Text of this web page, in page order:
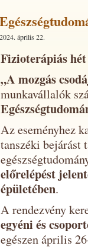
2024. április 22.
Fizioterápiás
„A mozgás
munkavállalók
Az eseményhez
tanszéki bejárást
előrelépést
épületében.
A rendezvény
egyéni és
egészen április